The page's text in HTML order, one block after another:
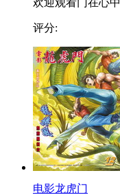
欢迎观看门在心中
评分:
电影龙虎门